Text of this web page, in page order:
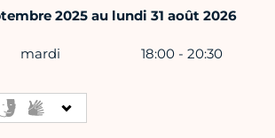
2025 au lundi 31 août 2026
mardi 18:00 - 20:30